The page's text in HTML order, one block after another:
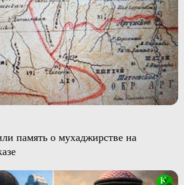
память о мухаджирстве на